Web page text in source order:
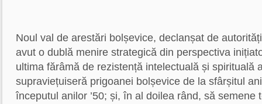
Noul val de arestări bolșevice, declanșat de
avut o dublă menire strategică din perspectiva
ultima fărâmă de rezistență intelectuală și spirituală
supraviețuiseră prigoanei bolșevice de la sfârșitul
începutul anilor ’50; și, în al doilea rând, să semene